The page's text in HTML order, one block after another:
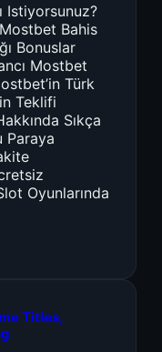
Istiyorsunuz?
Bahis
Bonuslar
Mostbet
Türk
Teklifi
Sıkça
Paraya
Oyunlarında
Titles,